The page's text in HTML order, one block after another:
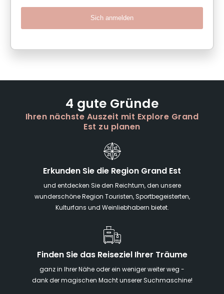
Sich anmelden
4 gute Gründe
Ihren nächste Auszeit mit Explore Grand
Est zu planen
Erkunden Sie die Region Grand Est
und entdecken Sie den Reichtum, den unsere
wunderschöne Region Touristen, Sportbegeisterten,
Kulturfans und Weinliebhabern bietet.
Finden Sie das Reiseziel Ihrer Träume
ganz in Ihrer Nähe oder ein weniger weiter weg -
dank der magischen Macht unserer Suchmaschine!